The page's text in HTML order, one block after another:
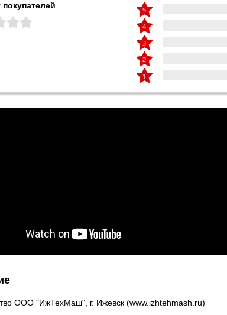
покупателей
ООО "ИжТехМаш", г. Ижевск (www.izhtehmash.ru)